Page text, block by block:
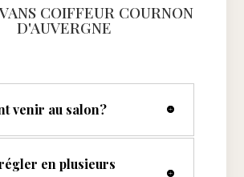
COIFFEUR COURNON
D'AUVERGNE
venir au salon?
en plusieurs